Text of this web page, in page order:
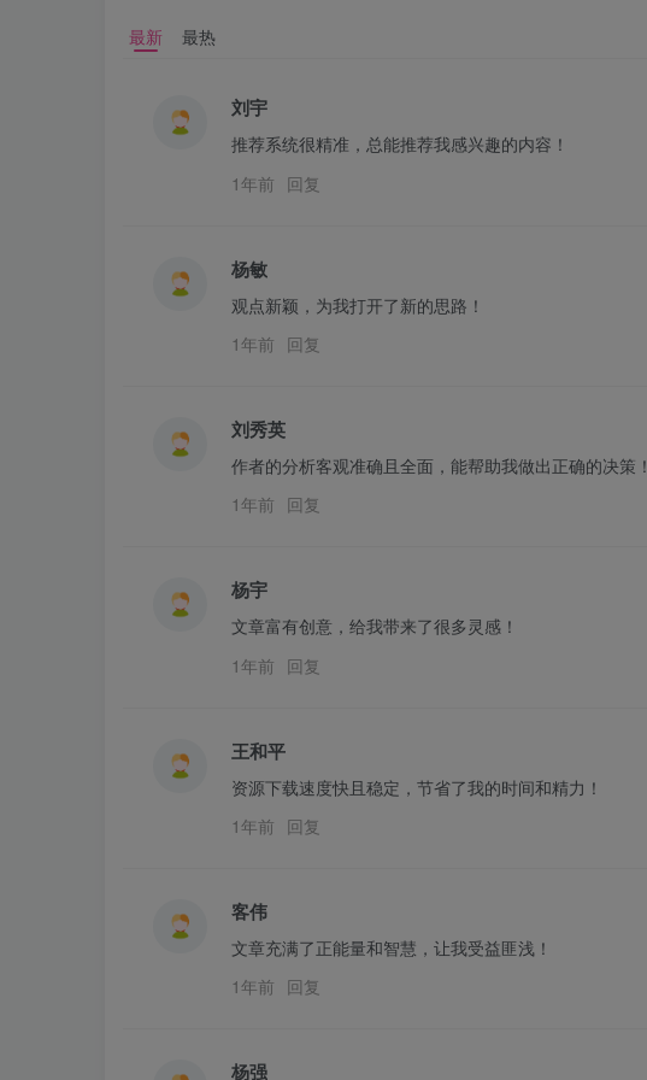
最新 最热
刘宇
推荐系统很精准，总能推荐我感兴趣的内容！
1年前 回复
杨敏
观点新颖，为我打开了新的思路！
1年前 回复
刘秀英
作者的分析客观准确且全面，能帮助我做出正确的决策！
1年前 回复
杨宇
文章富有创意，给我带来了很多灵感！
1年前 回复
王和平
资源下载速度快且稳定，节省了我的时间和精力！
1年前 回复
客伟
文章充满了正能量和智慧，让我受益匪浅！
1年前 回复
杨强